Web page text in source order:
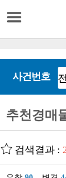
사건번호
추천경매
검색결과 :